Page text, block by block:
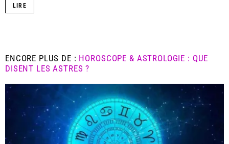
LIRE
ENCORE PLUS DE : HOROSCOPE & ASTROLOGIE : QUE
DISENT LES ASTRES ?